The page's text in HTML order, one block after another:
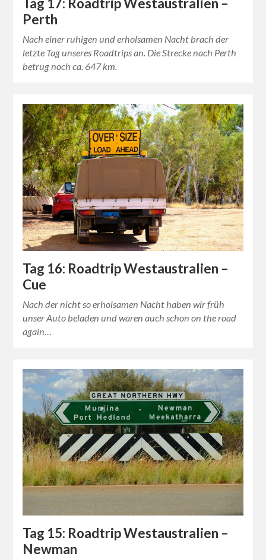
Tag 17: Roadtrip Westaustralien –
Perth
Nach einer ruhigen und erholsamen Nacht brach der
letzte Tag unseres Roadtrips an. Die Strecke nach Perth
betrug noch ca. 647 km.
Tag 16: Roadtrip Westaustralien –
Cue
Nach der nicht so erholsamen Nacht haben wir früh
unser Auto beladen und waren auch schon on the road
again…
Tag 15: Roadtrip Westaustralien –
Newman